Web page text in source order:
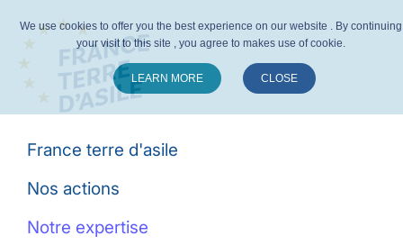
France terre d'asile
Nos actions
Notre expertise
We use cookies to offer you the best experience on our website . By continuing
your visit to this site , you agree to makes use of cookie.
LEARN MORE CLOSE